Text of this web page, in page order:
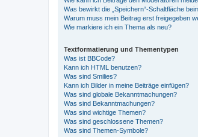
Was bewirkt die „Speichern“-Schaltfläche
Warum muss mein Beitrag erst freigegeben
Wie markiere ich ein Thema als neu?
Textformatierung und Thementypen
Was ist BBCode?
Kann ich HTML benutzen?
Was sind Smilies?
Kann ich Bilder in meine Beiträge einfügen?
Was sind globale Bekanntmachungen?
Was sind Bekanntmachungen?
Was sind wichtige Themen?
Was sind geschlossene Themen?
Was sind Themen-Symbole?